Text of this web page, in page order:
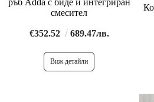
ръб Adda с биде и интегриран
смесител
€352.52 689.47лв.
Виж детайли